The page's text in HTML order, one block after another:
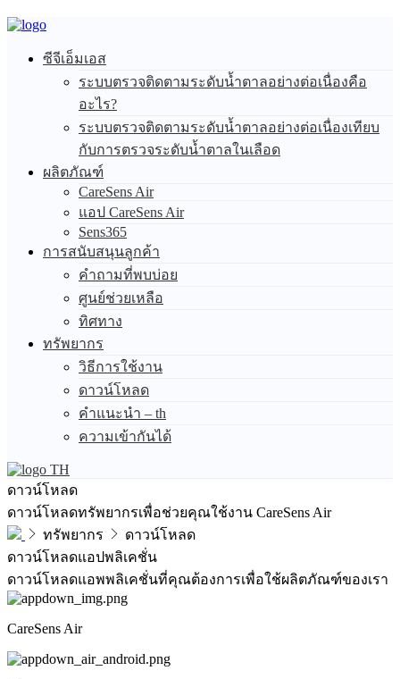
ซีจีเอ็มเอส
ระบบตรวจติดตามระดับน้ำตาลอย่างต่อเนื่องคือ
อะไร?
ระบบตรวจติดตามระดับน้ำตาลอย่างต่อเนื่องเทียบ
กับการตรวจระดับน้ำตาลในเลือด
ผลิตภัณฑ์
CareSens Air
แอป CareSens Air
Sens365
การสนับสนุนลูกค้า
คำถามที่พบบ่อย
ศูนย์ช่วยเหลือ
ทิศทาง
ทรัพยากร
วิธีการใช้งาน
ดาวน์โหลด
คำแนะนำ – th
ความเข้ากันได้
TH
ดาวน์โหลด
ดาวน์โหลดทรัพยากรเพื่อช่วยคุณใช้งาน CareSens Air
ทรัพยากร
ดาวน์โหลด
ดาวน์โหลดแอปพลิเคชั่น
ดาวน์โหลดแอพพลิเคชั่นที่คุณต้องการเพื่อใช้ผลิตภัณฑ์ของเรา
CareSens Air